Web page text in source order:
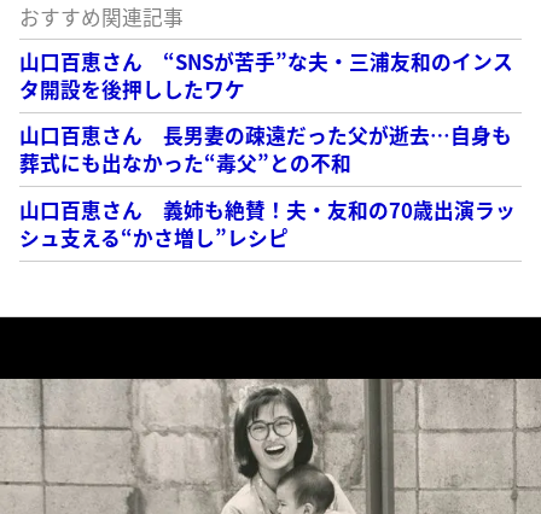
おすすめ関連記事
山口百恵さん “SNSが苦手”な夫・三浦友和のインス
タ開設を後押ししたワケ
山口百恵さん 長男妻の疎遠だった父が逝去…自身も
葬式にも出なかった“毒父”との不和
山口百恵さん 義姉も絶賛！夫・友和の70歳出演ラッ
シュ支える“かさ増し”レシピ